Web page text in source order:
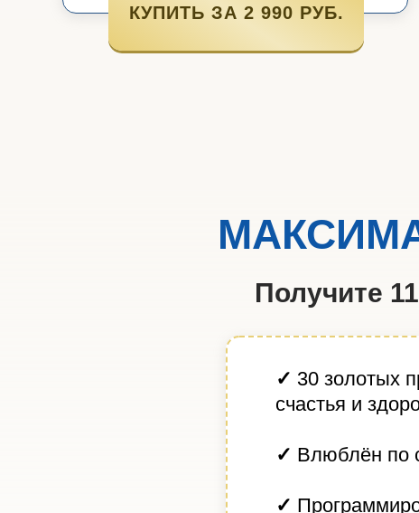
КУПИТЬ ЗА 2 990 РУБ.
Получите
✓ 30 золотых
счастья и
✓ Влюблён по
✓